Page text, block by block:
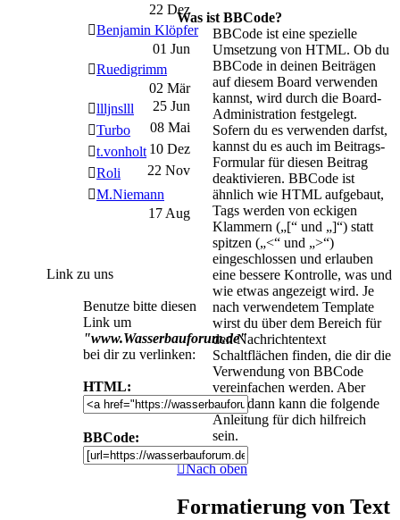
Was ist BBCode?
BBCode ist eine spezielle
Umsetzung von HTML. Ob du
BBCode in deinen Beiträgen
auf diesem Board verwenden
kannst, wird durch die Board-
Administration festgelegt.
Sofern du es verwenden darfst,
kannst du es auch im Beitrags-
Formular für diesen Beitrag
deaktivieren. BBCode ist
ähnlich wie HTML aufgebaut,
Tags werden von eckigen
Klammern („[“ und „]“) statt
spitzen („<“ und „>“)
eingeschlossen und erlauben
eine bessere Kontrolle, was und
wie etwas angezeigt wird. Je
nach verwendetem Template
wirst du über dem Bereich für
den Nachrichtentext
Schaltflächen finden, die dir die
Verwendung von BBCode
vereinfachen werden. Aber
selbst dann kann die folgende
Anleitung für dich hilfreich
sein.
Nach oben
Formatierung von Text
22 Dez
Benjamin Klöpfer
01 Jun
Ruedigrimm
02 Mär
llljnslll
25 Jun
Turbo
08 Mai
t.vonholt 10 Dez
Roli
22 Nov
M.Niemann
17 Aug
Link zu uns
Benutze bitte diesen
Link um
"www.Wasserbauforum.de"
bei dir zu verlinken:
HTML:
BBCode: